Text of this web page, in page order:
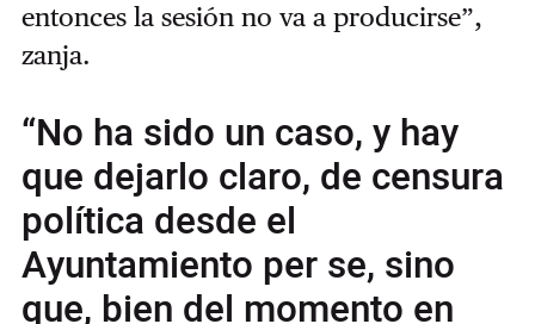
entonces la sesión no va a producirse”,
zanja.
“No ha sido un caso, y hay
que dejarlo claro, de censura
política desde el
Ayuntamiento per se, sino
que, bien del momento en